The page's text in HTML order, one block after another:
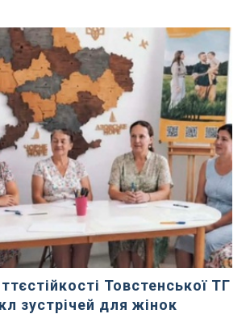
Товстенської ТГ
зустрічей для жінок